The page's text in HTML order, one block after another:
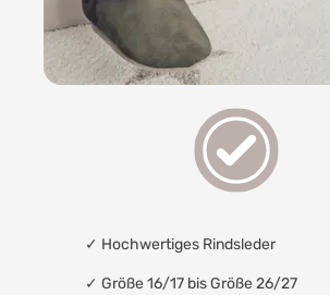
✓ Hochwertiges Rindsleder
✓ Größe 16/17 bis Größe 26/27